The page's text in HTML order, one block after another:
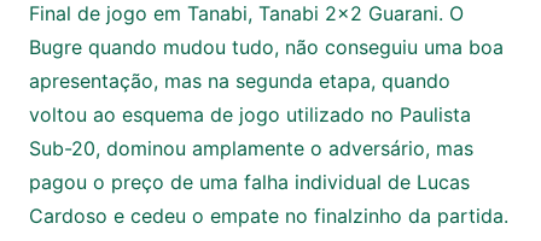
Final de jogo em Tanabi, Tanabi 2×2 Guarani. O
Bugre quando mudou tudo, não conseguiu uma boa
apresentação, mas na segunda etapa, quando
voltou ao esquema de jogo utilizado no Paulista
Sub-20, dominou amplamente o adversário, mas
pagou o preço de uma falha individual de Lucas
Cardoso e cedeu o empate no finalzinho da partida.